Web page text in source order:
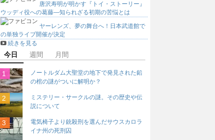
唐沢寿明が明かす『トイ・ストーリー』
ウッディ役への葛藤―知られざる初期の苦悩とは
ヤーレンズ、夢の舞台へ！日本武道館で
の単独ライブ開催が決定
続きを見る
今日 週間 月間
ノートルダム大聖堂の地下で発見された鉛
の棺の謎がついに解明か？
ミステリー・サークルの謎。その歴史や伝
説について
電気椅子より銃殺刑を選んだサウスカロラ
イナ州の死刑囚